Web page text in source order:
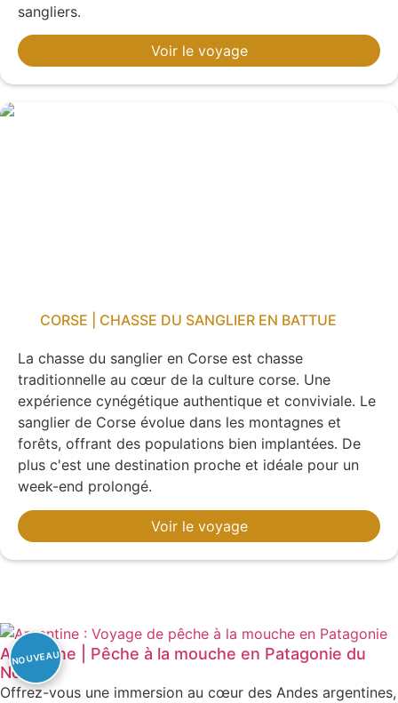
sangliers.
Voir le voyage
CORSE | CHASSE DU SANGLIER EN BATTUE
La chasse du sanglier en Corse est chasse
traditionnelle au cœur de la culture corse. Une
expérience cynégétique authentique et conviviale. Le
sanglier de Corse évolue dans les montagnes et
forêts, offrant des populations bien implantées. De
plus c'est une destination proche et idéale pour un
week-end prolongé.
Voir le voyage
Argentine | Pêche à la mouche en Patagonie du
Nord
Offrez-vous une immersion au cœur des Andes argentines,